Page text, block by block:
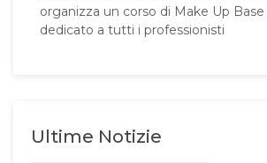
organizza un corso di Make Up
dedicato a tutti i professionisti
Ultime Notizie